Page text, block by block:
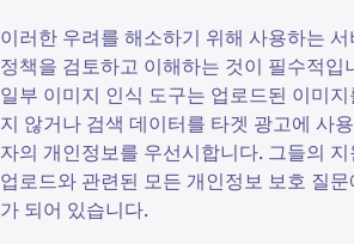
이러한 우려를 해소하기 위해 사용하는
정책을 검토하고 이해하는 것이 필수적
일부 이미지 인식 도구는 업로드된 이미
지 않거나 검색 데이터를 타겟 광고에 사
자의 개인정보를 우선시합니다. 그들의
업로드와 관련된 모든 개인정보 보호 질
가 되어 있습니다.